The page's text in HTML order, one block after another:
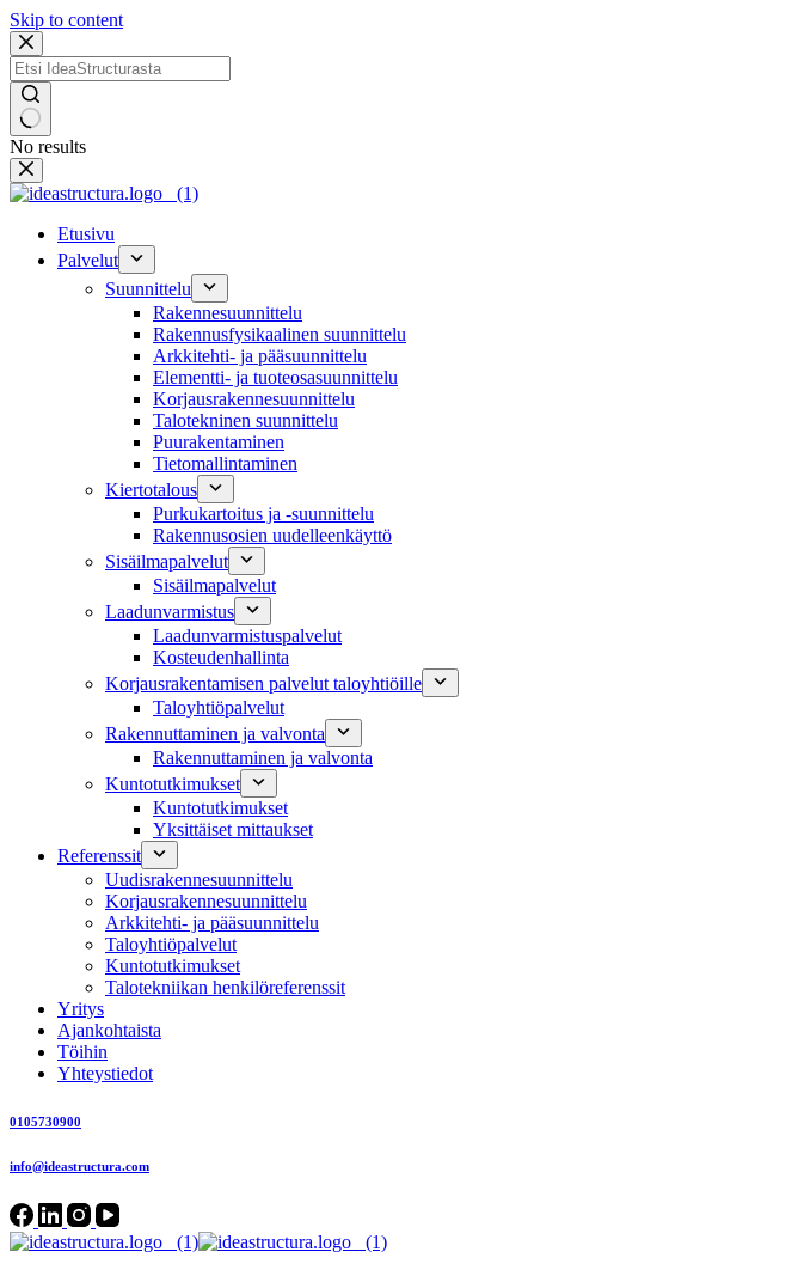
Skip to content
No results
Etusivu
Palvelut
Suunnittelu
Rakennesuunnittelu
Rakennusfysikaalinen suunnittelu
Arkkitehti- ja pääsuunnittelu
Elementti- ja tuoteosasuunnittelu
Korjausrakennesuunnittelu
Talotekninen suunnittelu
Puurakentaminen
Tietomallintaminen
Kiertotalous
Purkukartoitus ja -suunnittelu
Rakennusosien uudelleenkäyttö
Sisäilmapalvelut
Sisäilmapalvelut
Laadunvarmistus
Laadunvarmistuspalvelut
Kosteudenhallinta
Korjausrakentamisen palvelut taloyhtiöille
Taloyhtiöpalvelut
Rakennuttaminen ja valvonta
Rakennuttaminen ja valvonta
Kuntotutkimukset
Kuntotutkimukset
Yksittäiset mittaukset
Referenssit
Uudisrakennesuunnittelu
Korjausrakennesuunnittelu
Arkkitehti- ja pääsuunnittelu
Taloyhtiöpalvelut
Kuntotutkimukset
Talotekniikan henkilöreferenssit
Yritys
Ajankohtaista
Töihin
Yhteystiedot
0105730900
info@ideastructura.com